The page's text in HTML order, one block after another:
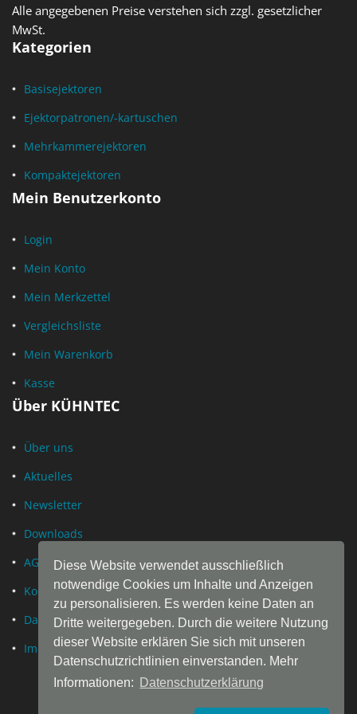
Diese Website verwendet ausschließlich
notwendige Cookies um Inhalte und Anzeigen
zu personalisieren. Es werden keine Daten an
Dritte weitergegeben. Durch die weitere Nutzung
dieser Website erklären Sie sich mit unseren
Datenschutzrichtlinien einverstanden. Mehr
Informationen:
Datenschutzerklärung
Alle angegebenen Preise verstehen sich zzgl. gesetzlicher
MwSt.
Kategorien
Basisejektoren
Ejektorpatronen/-kartuschen
Mehrkammerejektoren
Kompaktejektoren
Mein Benutzerkonto
Login
Mein Konto
Mein Merkzettel
Vergleichsliste
Mein Warenkorb
Kasse
Über KÜHNTEC
Über uns
Aktuelles
Newsletter
Downloads
AGB
Kontakt
Datenschutz
Impressum